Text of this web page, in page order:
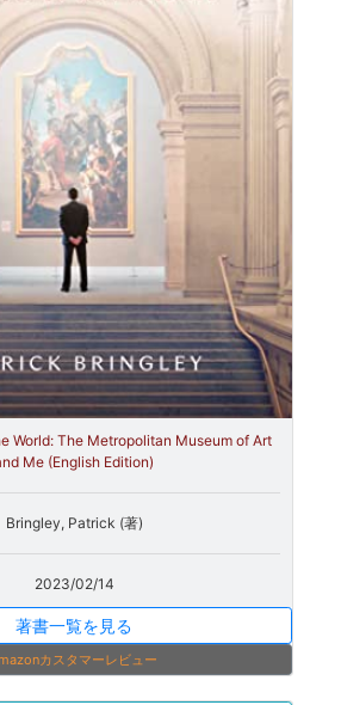
World: The Metropolitan Museum of Art
Me (English Edition)
Bringley, Patrick (著)
2023/02/14
著書一覧を見る
カスタマーレビュー